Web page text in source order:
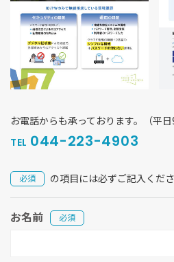
お電話からも承っております。（平日
TEL 044-223-4903
必須 の項目には必ずご記入くださ
お名前 必須